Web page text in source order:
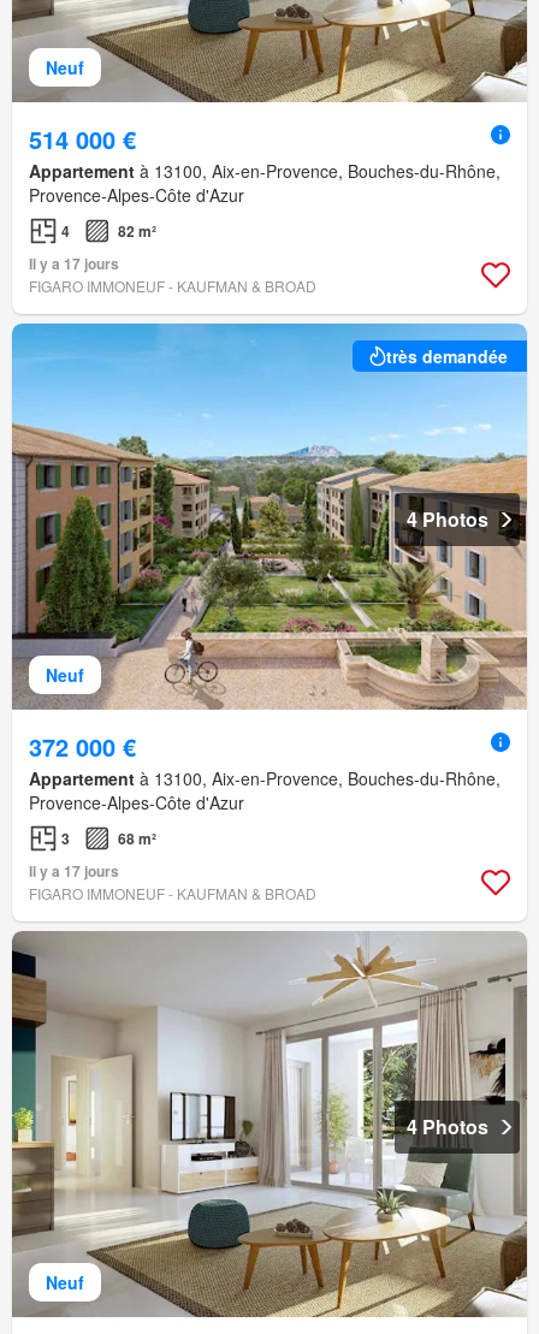
Neuf
514 000 €
Appartement à 13100, Aix-en-Provence, Bouches-du-Rhône,
Provence-Alpes-Côte d'Azur
4
82 m²
Il y a 17 jours
FIGARO IMMONEUF - KAUFMAN & BROAD
Neuf
très demandée
4 Photos
372 000 €
Appartement à 13100, Aix-en-Provence, Bouches-du-Rhône,
Provence-Alpes-Côte d'Azur
3
68 m²
Il y a 17 jours
FIGARO IMMONEUF - KAUFMAN & BROAD
Neuf
4 Photos